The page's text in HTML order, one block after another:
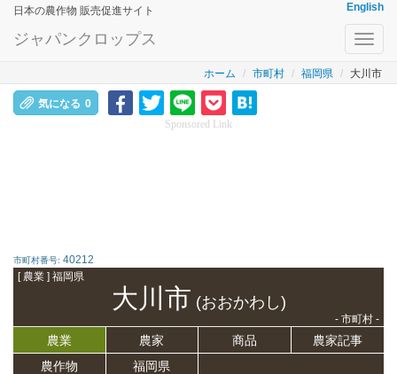
日本の農作物 販売促進サイト English
ジャパンクロップス
ホーム 市町村 福岡県 大川市
気になる 0
Sponsored Link
市町村番号: 40212
[ 農業 ] 福岡県
大川市 (おおかわし)
- 市町村 -
農業 農家 商品
農家記事
農作物
福岡県